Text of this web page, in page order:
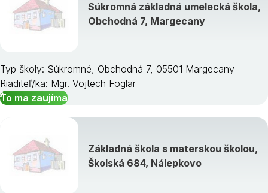
Súkromná základná umelecká škola,
Obchodná 7, Margecany
Typ školy: Súkromné, Obchodná 7, 05501 Margecany
Riaditeľ/ka: Mgr. Vojtech Foglar
To ma zaujíma
Základná škola s materskou školou,
Školská 684, Nálepkovo